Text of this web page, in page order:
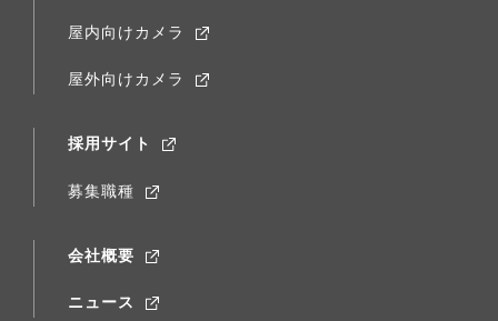
屋内向けカメラ
屋外向けカメラ
採用サイト
募集職種
会社概要
ニュース